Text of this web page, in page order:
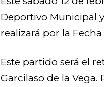
Deportivo Municipal
realizará por la Fecha
Este partido será el
Garcilaso de la